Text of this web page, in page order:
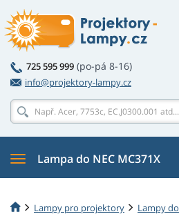
725 595 999 (po-pá 8-16)
info@projektory-lampy.cz
Lampa do NEC MC371X
Lampy pro projektory
Lampy